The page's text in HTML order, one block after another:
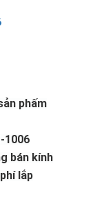
phấm
1006
bán kính
lắp